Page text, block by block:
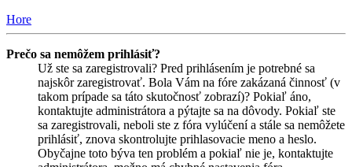
Hore
Prečo sa nemôžem prihlásiť?
Už ste sa zaregistrovali? Pred prihlásením je potrebné sa
najskôr zaregistrovať. Bola Vám na fóre zakázaná činnosť (v
takom prípade sa táto skutočnosť zobrazí)? Pokiaľ áno,
kontaktujte administrátora a pýtajte sa na dôvody. Pokiaľ ste
sa zaregistrovali, neboli ste z fóra vylúčení a stále sa nemôžete
prihlásiť, znova skontrolujte prihlasovacie meno a heslo.
Obyčajne toto býva ten problém a pokiaľ nie je, kontaktujte